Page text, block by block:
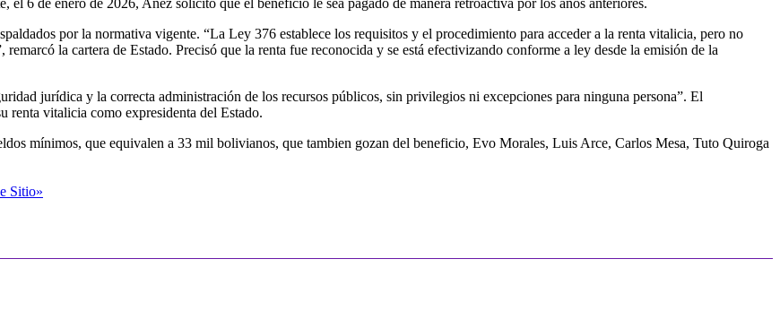
6 de enero de 2026, Añez solicitó que el beneficio le sea pagado de manera retroactiva por los años anteriores.
por la normativa vigente. “La Ley 376 establece los requisitos y el procedimiento para acceder a la renta vitalicia, pero no
la cartera de Estado. Precisó que la renta fue reconocida y se está efectivizando conforme a ley desde la emisión de la
jurídica y la correcta administración de los recursos públicos, sin privilegios ni excepciones para ninguna persona”. El
renta vitalicia como expresidenta del Estado.
mínimos, que equivalen a 33 mil bolivianos, que tambien gozan del beneficio, Evo Morales, Luis Arce, Carlos Mesa, Tuto Quiroga
Sitio»